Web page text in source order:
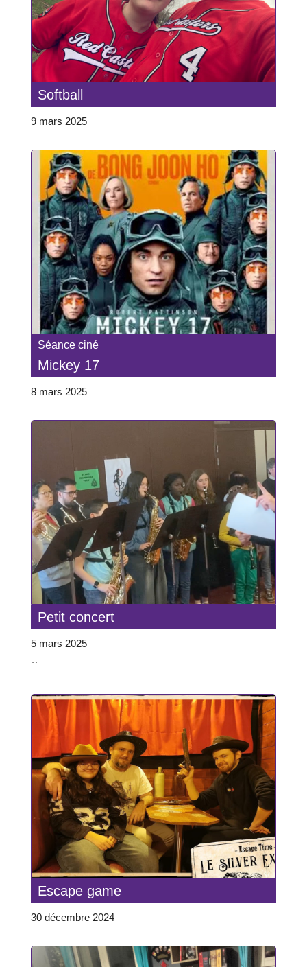
Softball
9 mars 2025
Séance ciné
Mickey 17
8 mars 2025
Petit concert
5 mars 2025
``
Escape game
30 décembre 2024